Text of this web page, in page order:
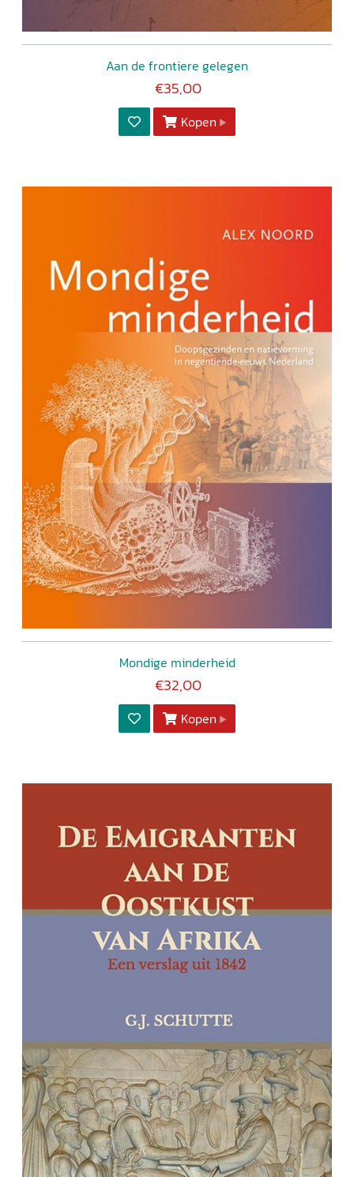
Aan de frontiere gelegen
€35,00
Kopen
Mondige minderheid
€32,00
Kopen